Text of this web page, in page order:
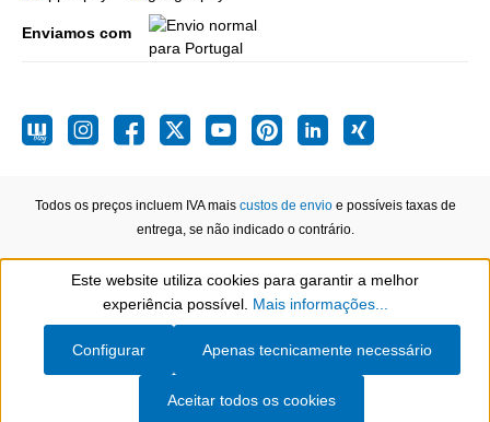
Enviamos com
Todos os preços incluem IVA mais custos de envioe possíveis taxas de
entrega, se não indicado o contrário.
Show toolbar
Este website utiliza cookies para garantir a melhor
experiência possível. Mais informações...
Apenas tecnicamente necessário
Configurar
Aceitar todos os cookies